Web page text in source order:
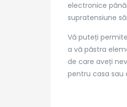
electronice
supratensiune
Vă puteți
a vă păstra
de care aveți
pentru casa sau
Telefon :
https://